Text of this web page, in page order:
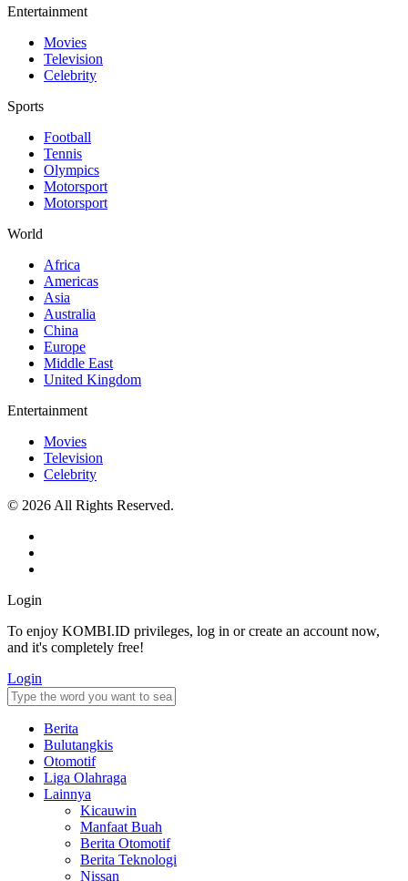
Entertainment
Movies
Television
Celebrity
Sports
Football
Tennis
Olympics
Motorsport
Motorsport
World
Africa
Americas
Asia
Australia
China
Europe
Middle East
United Kingdom
Entertainment
Movies
Television
Celebrity
© 2026 All Rights Reserved.
Login
To enjoy KOMBI.ID privileges, log in or create an account now,
and it's completely free!
Login
Berita
Bulutangkis
Otomotif
Liga Olahraga
Lainnya
Kicauwin
Manfaat Buah
Berita Otomotif
Berita Teknologi
Nissan